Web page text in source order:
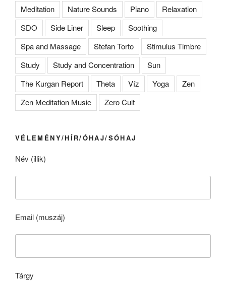
Meditation Nature Sounds Piano
Relaxation
SDO
Side Liner Sleep
Soothing
Spa and Massage
Stefan Torto
Stimulus Timbre
Study
Study and Concentration
Sun
The Kurgan Report
Theta Víz Yoga
Zen
Zen Meditation Music
Zero Cult
VÉLEMÉNY/HÍR/ÓHAJ/SÓHAJ
Név (illik)
Email (muszáj)
Tárgy